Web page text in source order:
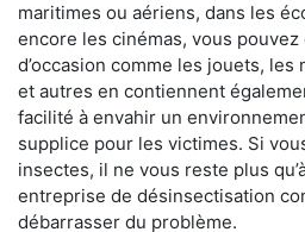
maritimes ou aériens, dans les
encore les cinémas, vous
d’occasion comme les jouets,
et autres en contiennent
facilité à envahir un
supplice pour les victimes. Si
insectes, il ne vous reste plus
entreprise de désinsectisation
débarrasser du problème.